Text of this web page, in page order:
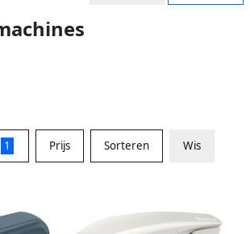
1 Prijs Sorteren Wis